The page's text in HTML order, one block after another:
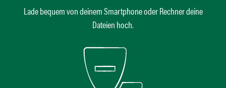
Lade bequem von deinem Smartphone oder Rechner deine
Dateien hoch.